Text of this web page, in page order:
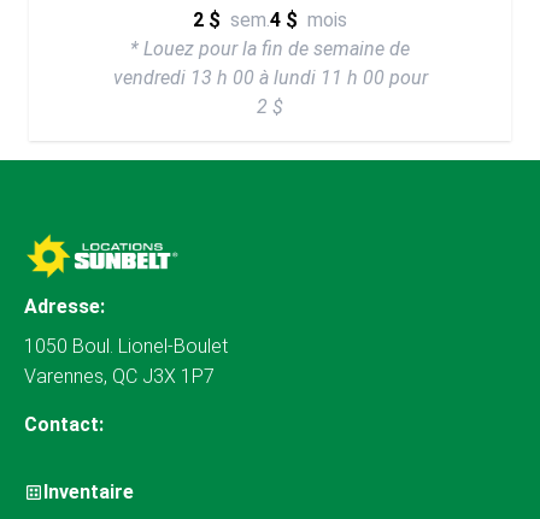
2 $ sem.4 $ mois
* Louez pour la fin de semaine de
vendredi 13 h 00 à lundi 11 h 00 pour
2 $
Adresse:
1050 Boul. Lionel-Boulet
Varennes, QC J3X 1P7
Contact:
Inventaire